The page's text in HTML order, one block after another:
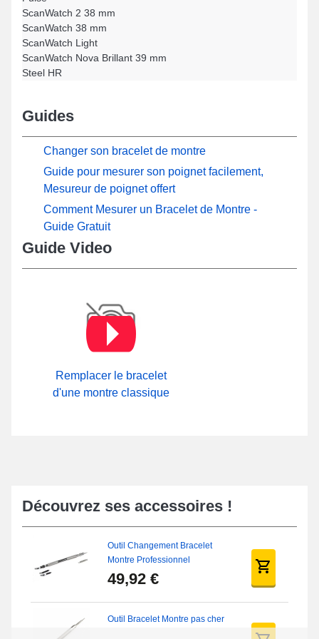
ScanWatch 2 38 mm
ScanWatch 38 mm
ScanWatch Light
ScanWatch Nova Brillant 39 mm
Steel HR
Guides
Changer son bracelet de montre
Guide pour mesurer son poignet facilement,
Mesureur de poignet offert
Comment Mesurer un Bracelet de Montre -
Guide Gratuit
Guide Video
Remplacer le bracelet
d'une montre classique
Découvrez ses accessoires !
Outil Changement Bracelet
Montre Professionnel
49,92 €
Outil Bracelet Montre pas cher